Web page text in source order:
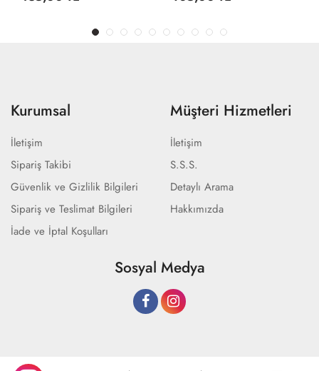
Kurumsal
İletişim
Sipariş Takibi
Güvenlik ve Gizlilik Bilgileri
Sipariş ve Teslimat Bilgileri
İade ve İptal Koşulları
Müşteri Hizmetleri
İletişim
S.S.S.
Detaylı Arama
Hakkımızda
Sosyal Medya